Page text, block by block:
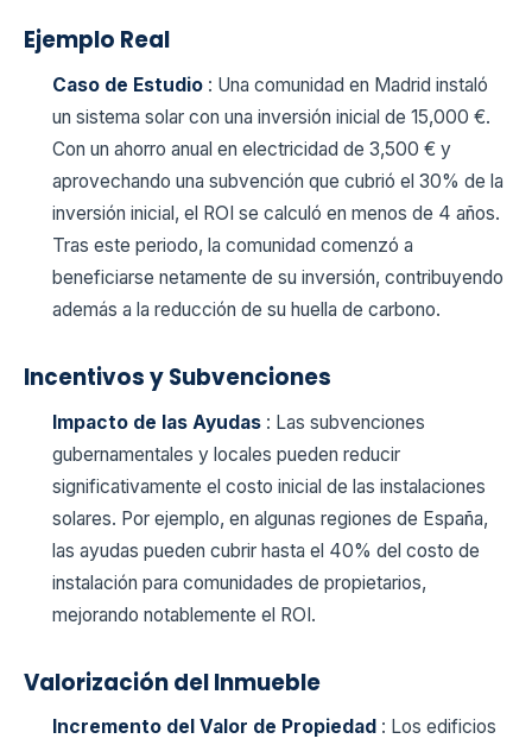
Ejemplo Real
Caso de Estudio : Una comunidad en Madrid instaló
un sistema solar con una inversión inicial de 15,000 €.
Con un ahorro anual en electricidad de 3,500 € y
aprovechando una subvención que cubrió el 30% de la
inversión inicial, el ROI se calculó en menos de 4 años.
Tras este periodo, la comunidad comenzó a
beneficiarse netamente de su inversión, contribuyendo
además a la reducción de su huella de carbono.
Incentivos y Subvenciones
Impacto de las Ayudas : Las subvenciones
gubernamentales y locales pueden reducir
significativamente el costo inicial de las instalaciones
solares. Por ejemplo, en algunas regiones de España,
las ayudas pueden cubrir hasta el 40% del costo de
instalación para comunidades de propietarios,
mejorando notablemente el ROI.
Valorización del Inmueble
Incremento del Valor de Propiedad : Los edificios